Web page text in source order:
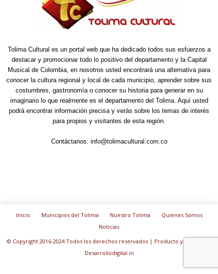
Tolima Cultural es un portal web que ha dedicado todos sus esfuerzos a
destacar y promocionar todo lo positivo del departamento y la Capital
Musical de Colombia, en nosotros usted encontrará una alternativa para
conocer la cultura regional y local de cada municipio, aprender sobre sus
costumbres, gastronomía o conocer su historia para generar en su
imaginario lo que realmente es el departamento del Tolima. Aquí usted
podrá encontrar información precisa y verás sobre los temas de interés
para propios y visitantes de esta región.
Contáctanos: info@tolimacultural.com.co
Inicio Municipios del Tolima Nuestro Tolima
Quienes Somos
Noticias
© Copyright 2016-2024 Todos los derechos reservados | Producto y diseño de:
Desarrollodigital.in